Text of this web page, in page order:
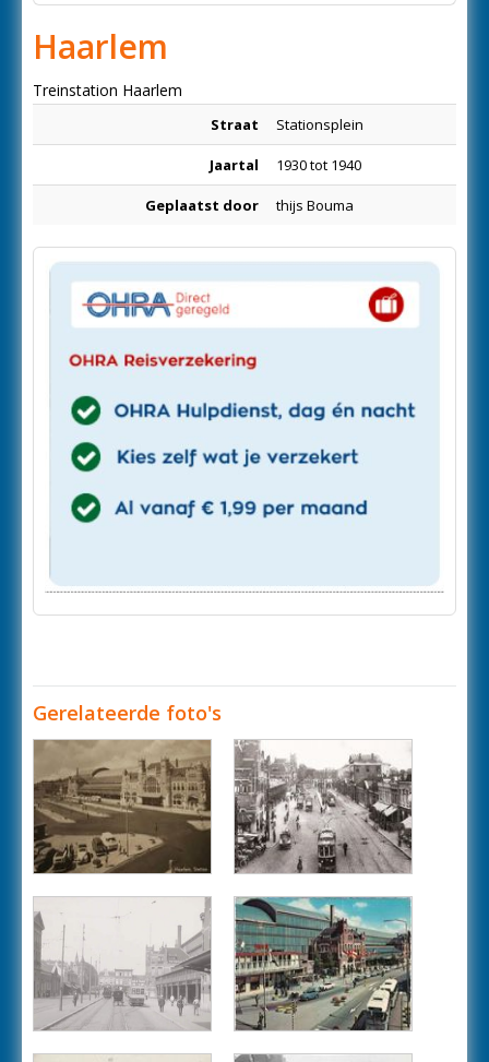
Haarlem
Treinstation Haarlem
Straat Stationsplein
Jaartal 1930 tot 1940
Geplaatst door thijs Bouma
Gerelateerde foto's